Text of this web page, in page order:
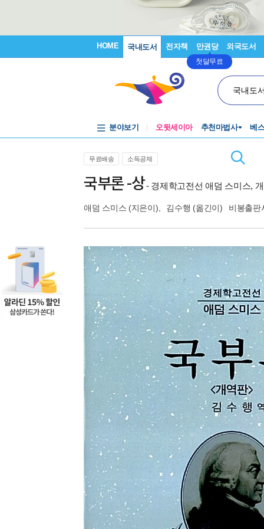
HOME 국내도서 전자책 만권당
첫달무료
외국도서
국내도
분야보기 오뒷세이아 추천마법사 베
무료배송 소득공제
국부론 -상- 경제학고전선 애덤 스미스,
애덤 스미스 (지은이), 김수행 (옮긴이) 비봉출판